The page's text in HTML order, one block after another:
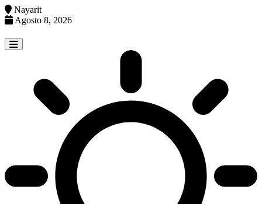
Nayarit
Agosto 8, 2026
to
content